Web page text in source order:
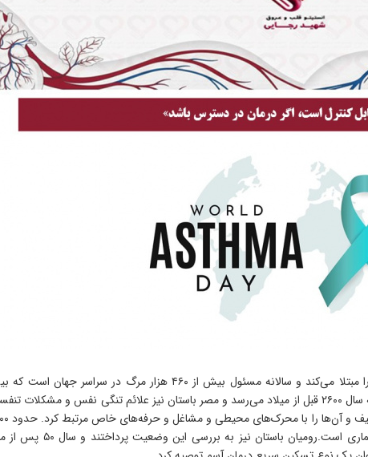
آسم یکی از شایع‌ترین بیماری‌های مزمن غیرواگیر است که بیش از ۲۶۰ میلیون نفر را مبتلا
مرگ‌ومیر ناشی از آسم از دهه ۱۹۸۰ تقریباً دو برابر شده است.تاریخچه آسم در چین به سال ۲۶۰۰ قبل از میلاد می‌رسد و مصر
تعریف مفصلی از آسم ارائه کرد